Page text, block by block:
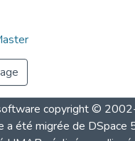
copyright ©
a été migrée de DSpace